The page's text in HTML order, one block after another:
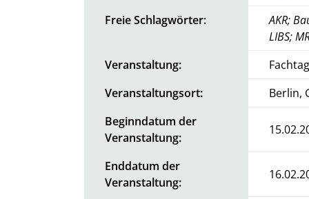
Freie Schlagwörter:
AKR;
LIBS;
Veranstaltung:
Veranstaltungsort:
Berlin,
Beginndatum der
Veranstaltung:
Enddatum der
Veranstaltung: